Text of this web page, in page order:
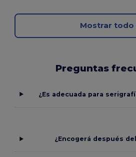
Mostrar todo
Preguntas
¿Es adecuada para
¿Encogerá después